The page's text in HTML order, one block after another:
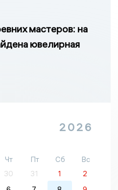
мастеров: на
ювелирная
2026
Чт Пт Сб
Вс
30 31 1
2